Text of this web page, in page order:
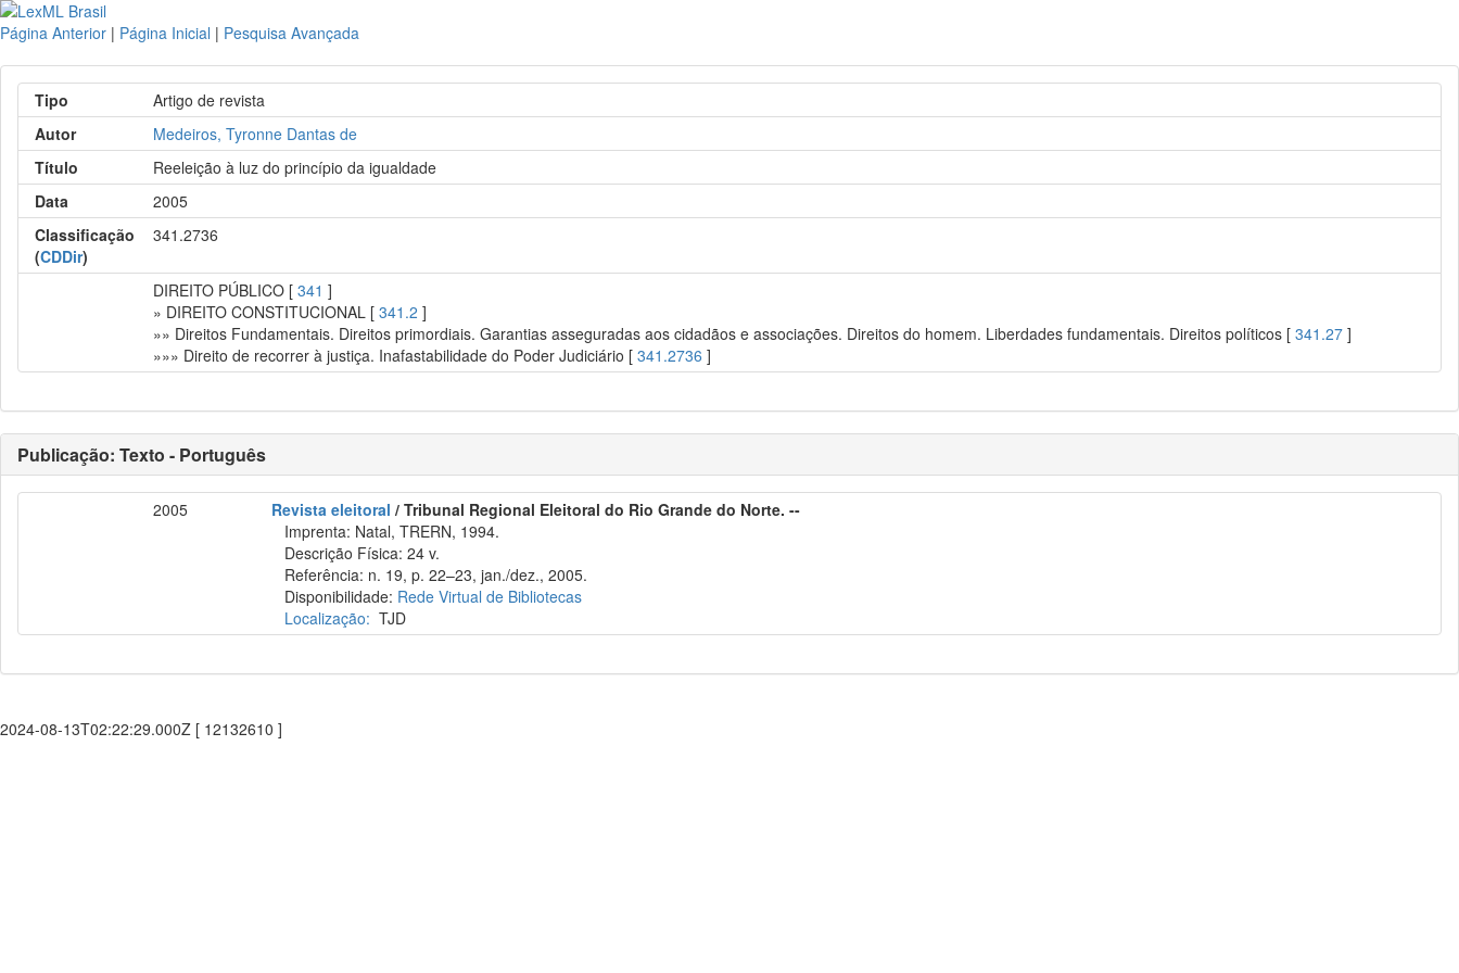
Página Anterior | Página Inicial | Pesquisa Avançada
Tipo
Artigo de revista
Autor
Medeiros, Tyronne Dantas de
Título
Reeleição à luz do princípio da igualdade
Data
2005
Classificação
(CDDir)
341.2736
DIREITO PÚBLICO [341 ]
» DIREITO CONSTITUCIONAL [341.2 ]
»» Direitos Fundamentais. Direitos primordiais. Garantias asseguradas aos cidadãos e associações. Direitos do homem. Liberdades fundamentais. Direitos políticos [341.27 ]
»»» Direito de recorrer à justiça. Inafastabilidade do Poder Judiciário [341.2736 ]
Publicação: Texto - Português
2005 Revista eleitoral / Tribunal Regional Eleitoral do Rio Grande do Norte. --
Imprenta: Natal, TRERN, 1994.
Descrição Física: 24 v.
Referência: n. 19, p. 22–23, jan./dez., 2005.
Disponibilidade: Rede Virtual de Bibliotecas
Localização: TJD
2024-08-13T02:22:29.000Z [ 12132610 ]